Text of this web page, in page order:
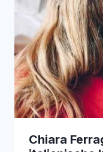
Chiara